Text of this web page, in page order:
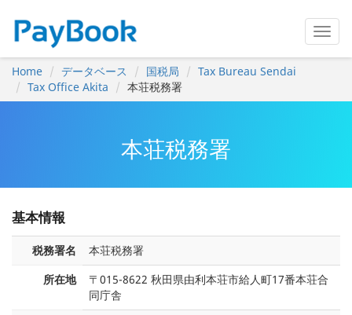
Home データベース 国税局
Tax Bureau Sendai
Tax Office Akita
本荘税務署
本荘税務署
基本情報
税務署名
本荘税務署
所在地
〒015-8622 秋田県由利本荘市給人町17番本荘合
同庁舎